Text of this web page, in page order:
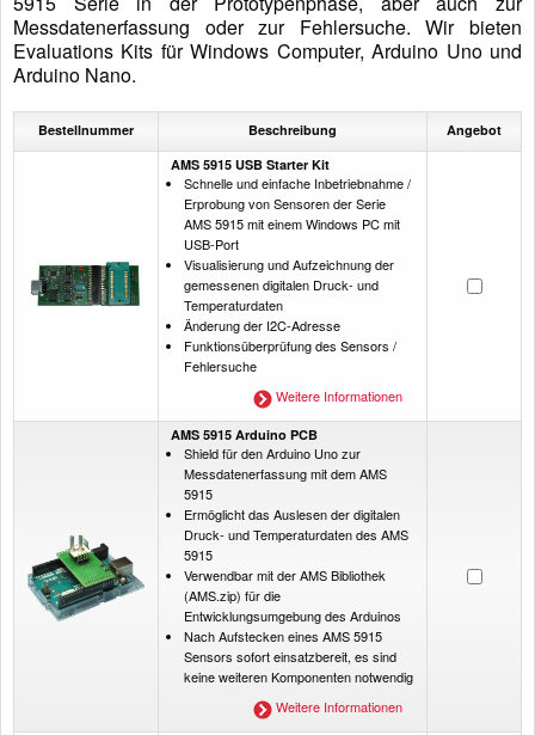
Messdatenerfassung oder zur Fehlersuche. Wir bieten
Evaluations Kits für Windows Computer, Arduino Uno und
Arduino Nano.
Bestellnummer Beschreibung
Angebot
AMS 5915 USB Starter Kit
Schnelle und einfache Inbetriebnahme /
Erprobung von Sensoren der Serie
AMS 5915 mit einem Windows PC mit
USB-Port
Visualisierung und Aufzeichnung der
gemessenen digitalen Druck- und
Temperaturdaten
Änderung der I2C-Adresse
Funktionsüberprüfung des Sensors /
Fehlersuche
Weitere Informationen
AMS 5915 Arduino PCB
Shield für den Arduino Uno zur
Messdatenerfassung mit dem AMS
5915
Ermöglicht das Auslesen der digitalen
Druck- und Temperaturdaten des AMS
5915
Verwendbar mit der AMS Bibliothek
(AMS.zip) für die
Entwicklungsumgebung des Arduinos
Nach Aufstecken eines AMS 5915
Sensors sofort einsatzbereit, es sind
keine weiteren Komponenten notwendig
Weitere Informationen